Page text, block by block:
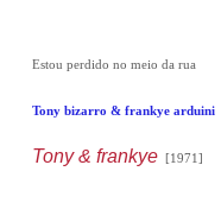
Estou perdido no meio da rua
Tony bizarro & frankye arduini
Tony & frankye[1971]